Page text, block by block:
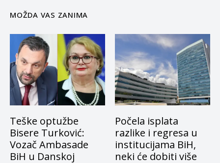
MOŽDA VAS ZANIMA
Teške optužbe
Bisere Turković:
Vozač Ambasade
BiH u Danskoj
Počela isplata
razlike i regresa u
institucijama BiH,
neki će dobiti više